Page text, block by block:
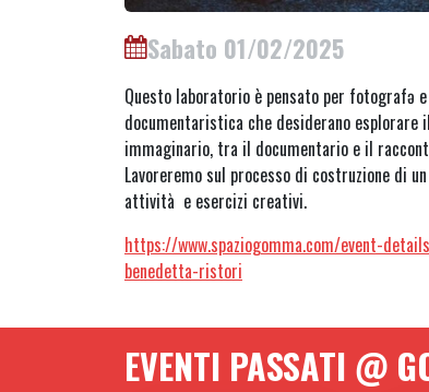
Sabato 01/02/2025
Questo laboratorio è pensato per fotografə
documentaristica che desiderano
immaginario, tra il documentario e il
Lavoreremo sul processo di costruzione di
attività e esercizi creativi.
https://www.spaziogomma.com/event-
benedetta-ristori
EVENTI PASSATI @